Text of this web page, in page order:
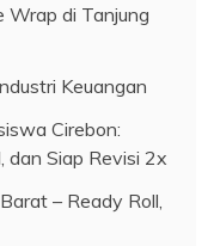
Wrap di Tanjung
Keuangan
Cirebon:
dan Siap Revisi 2x
– Ready Roll,